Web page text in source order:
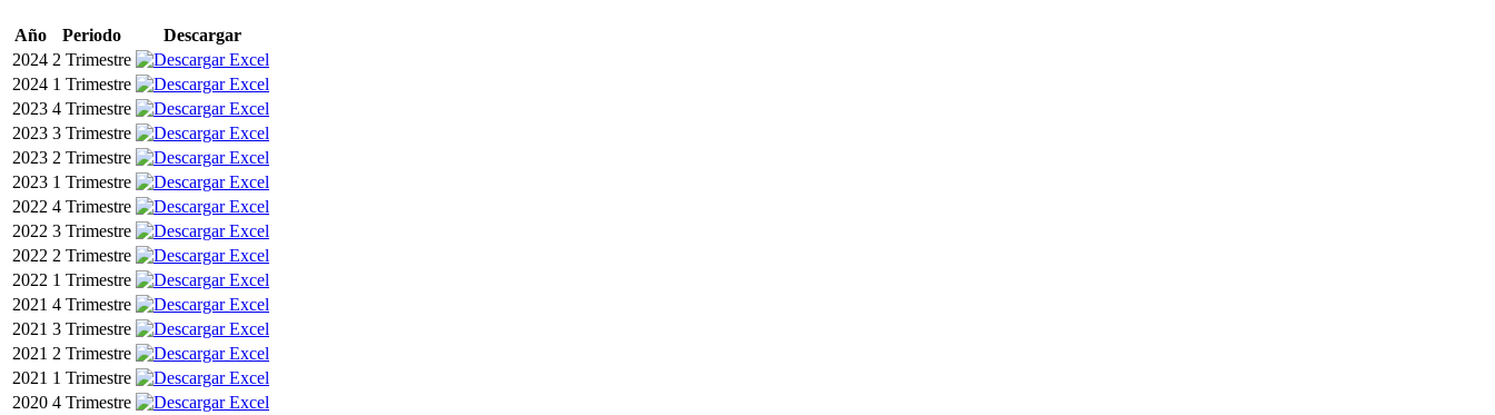
Año Periodo
Descargar
2024 2 Trimestre
2024 1 Trimestre
2023 4 Trimestre
2023 3 Trimestre
2023 2 Trimestre
2023 1 Trimestre
2022 4 Trimestre
2022 3 Trimestre
2022 2 Trimestre
2022 1 Trimestre
2021 4 Trimestre
2021 3 Trimestre
2021 2 Trimestre
2021 1 Trimestre
2020 4 Trimestre